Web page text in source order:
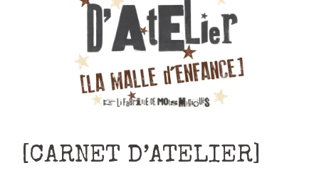
[CARNET D’ATELIER]